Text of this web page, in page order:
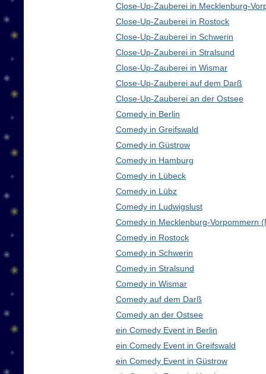
Close-Up-Zauberei in Mecklenburg-
Close-Up-Zauberei in Rostock
Close-Up-Zauberei in Schwerin
Close-Up-Zauberei in Stralsund
Close-Up-Zauberei in Wismar
Close-Up-Zauberei auf dem Darß
Close-Up-Zauberei an der Ostsee
Comedy in Berlin
Comedy in Greifswald
Comedy in Güstrow
Comedy in Hamburg
Comedy in Lübeck
Comedy in Lübz
Comedy in Ludwigslust
Comedy in Mecklenburg-Vorpommern
Comedy in Rostock
Comedy in Schwerin
Comedy in Stralsund
Comedy in Wismar
Comedy auf dem Darß
Comedy an der Ostsee
ein Comedy Event in Berlin
ein Comedy Event in Greifswald
ein Comedy Event in Güstrow